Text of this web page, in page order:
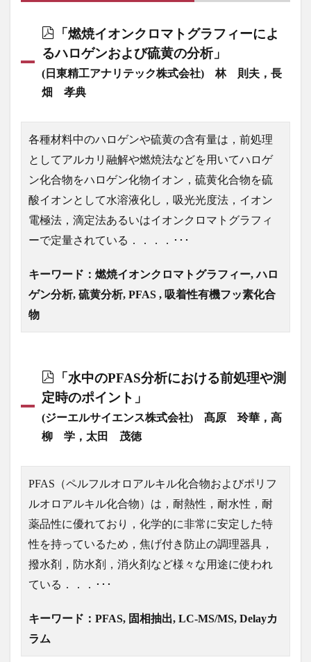
「燃焼イオンクロマトグラフィーによ
るハロゲンおよび硫黄の分析」
(日東精工アナリテック株式会社) 林 則夫，長
畑 孝典
各種材料中のハロゲンや硫黄の含有量は，前処理
としてアルカリ融解や燃焼法などを用いてハロゲ
ン化合物をハロゲン化物イオン，硫黄化合物を硫
酸イオンとして水溶液化し，吸光光度法，イオン
電極法，滴定法あるいはイオンクロマトグラフィ
ーで定量されている．．．．･･･
キーワード：燃焼イオンクロマトグラフィー, ハロ
ゲン分析, 硫黄分析, PFAS , 吸着性有機フッ素化合
物
「水中のPFAS分析における前処理や測
定時のポイント」
(ジーエルサイエンス株式会社) 髙原 玲華，高
柳 学，太田 茂徳
PFAS（ペルフルオロアルキル化合物およびポリフ
ルオロアルキル化合物）は，耐熱性，耐水性，耐
薬品性に優れており，化学的に非常に安定した特
性を持っているため，焦げ付き防止の調理器具，
撥水剤，防水剤，消火剤など様々な用途に使われ
ている．．．･･･
キーワード：PFAS, 固相抽出, LC-MS/MS, Delayカ
ラム